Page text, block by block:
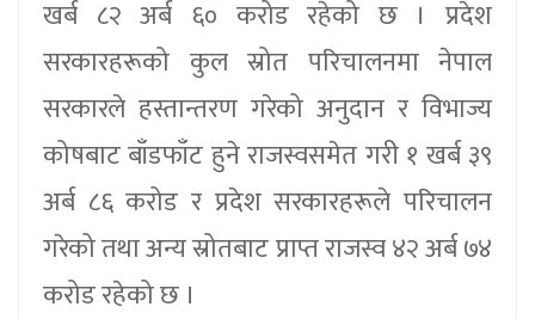
खर्ब ८२ अर्ब ६० करोड रहेको छ । प्रदेश
सरकारहरूको कुल स्रोत परिचालनमा नेपाल
सरकारले हस्तान्तरण गरेको अनुदान र विभाज्य
कोषबाट बाँडफाँट हुने राजस्वसमेत गरी १ खर्ब ३९
अर्ब ८६ करोड र प्रदेश सरकारहरूले परिचालन
गरेको तथा अन्य स्रोतबाट प्राप्त राजस्व ४२ अर्ब ७४
करोड रहेको छ ।